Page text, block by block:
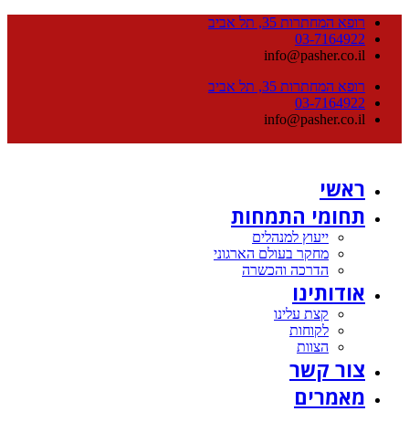
רופא המחתרות 35, תל אביב
03-7164922
info@pasher.co.il
רופא המחתרות 35, תל אביב
03-7164922
info@pasher.co.il
ראשי
תחומי התמחות
ייעוץ למנהלים
מחקר בעולם הארגוני
הדרכה והכשרה
אודותינו
קצת עלינו
לקוחות
הצוות
צור קשר
מאמרים